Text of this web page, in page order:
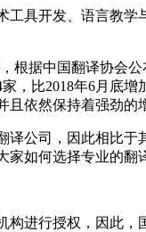
具开发、语言教
根据中国翻译协会
，比2018年6月底
依然保持着强劲的
公司，因此相比于
如何选择专业的翻
进行授权，因此